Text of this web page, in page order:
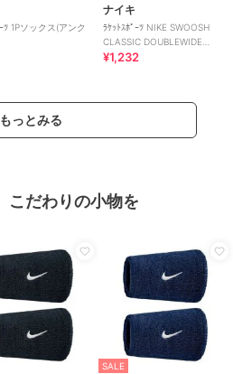
ﾂ 1Pソックス(アンク
ナイキ
ﾗｹｯﾄｽﾎﾟｰﾂ NIKE SWOOSH
CLASSIC DOUBLEWIDE
WRISTBANDS 2PK
¥1,232
もっとみる
こだわりの小物を
SALE